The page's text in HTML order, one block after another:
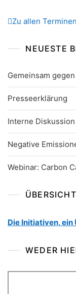
Zu allen Terminen
NEUESTE
Gemeinsam
Presseerklärung
Interne
Negative
Webinar: Carbon
Die Initiativen,
WEDER